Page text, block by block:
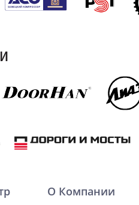
О Компании